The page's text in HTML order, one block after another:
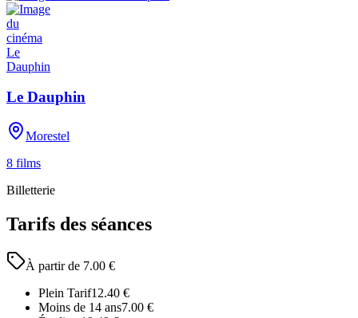
Le Dauphin
Morestel
8 films
Billetterie
Tarifs des séances
À partir de 7.00 €
Plein Tarif12.40 €
Moins de 14 ans7.00 €